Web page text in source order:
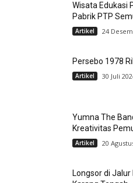
Wisata Edukasi
Pabrik PTP
Artikel 24
Persebo 1978
Artikel 30 Juli
Yumna The
Kreativitas
Artikel 20
Longsor di